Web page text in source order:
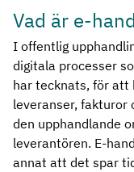
Vad är e-
I offentlig
digitala processer
har tecknats, för att
leveranser, fakturor
den upphandlande
leverantören. E-
annat att det spar